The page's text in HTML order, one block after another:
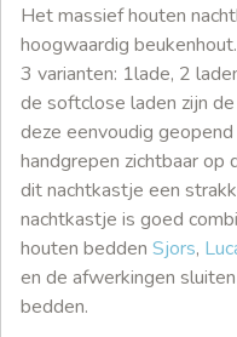
Het massief houten
hoogwaardig
3 varianten: 1lade, 2
de softclose laden zijn
deze eenvoudig
handgrepen zichtbaar op
dit nachtkastje een
nachtkastje is goed
houten bedden Sjors,
en de afwerkingen
bedden.